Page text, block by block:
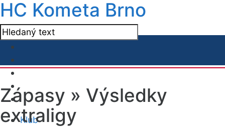
HC Kometa Brno
Klub
Zápasy » Výsledky
extraligy